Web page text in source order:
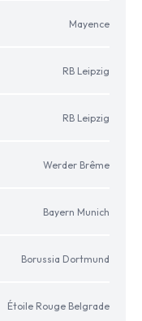
Mayence
RB Leipzig
RB Leipzig
Werder Brême
Bayern Munich
Borussia Dortmund
Étoile Rouge Belgrade